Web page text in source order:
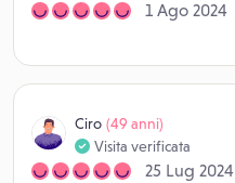
1 Ago 2024
Ciro (49 anni)
25 Lug 2024
Visita verificata